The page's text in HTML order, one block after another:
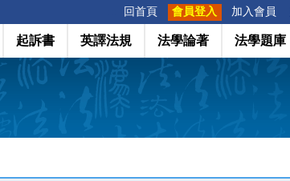
回首頁 會員登入 加入會員
起訴書 英譯法規 法學論著 法學題庫